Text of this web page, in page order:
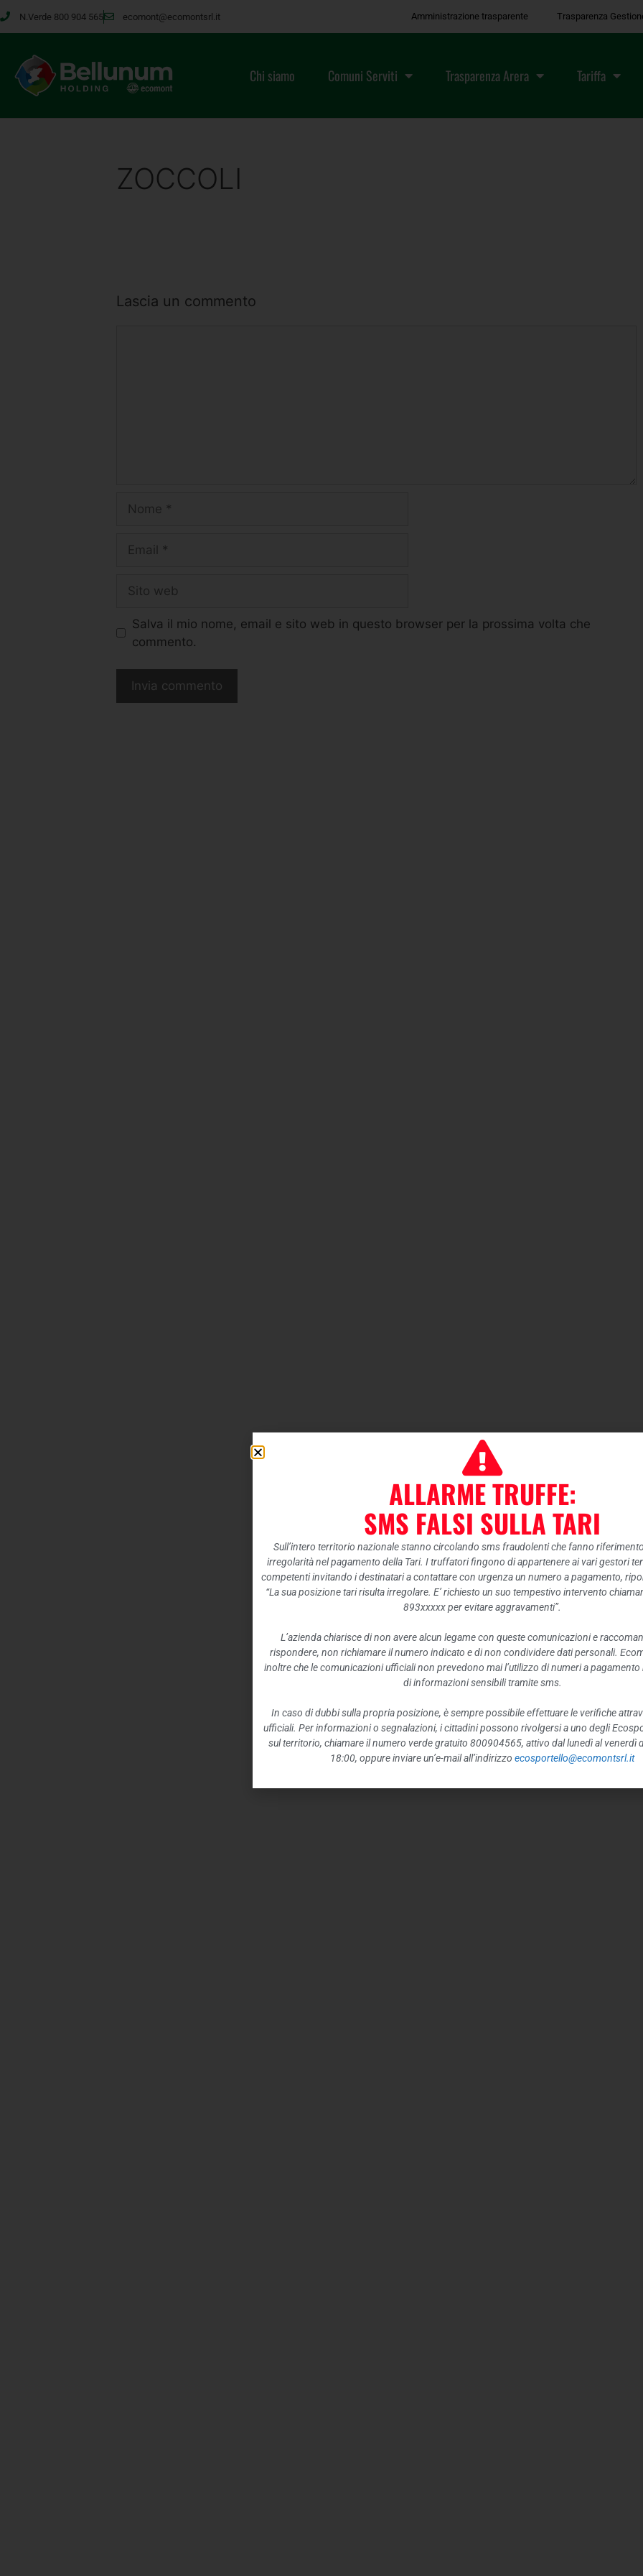
N.Verde 800 904 565 ecomont@ecomontsrl.it Amministrazione trasparente Trasparenza
Chi siamo Comuni Serviti Trasparenza Arera Tariffa
ZOCCOLI
Lascia un commento
Salva il mio nome, email e sito web in questo browser per la prossima volta che
commento.
ALLARME TRUFFE:
SMS FALSI SULLA TARI
Sull’intero territorio nazionale stanno circolando sms fraudolenti che fanno
irregolarità nel pagamento della Tari. I truffatori fingono di appartenere ai vari gestori
competenti invitando i destinatari a contattare con urgenza un numero a pagamento,
“La sua posizione tari risulta irregolare. E’ richiesto un suo tempestivo intervento
893xxxxx per evitare aggravamenti”.
L’azienda chiarisce di non avere alcun legame con queste comunicazioni e
rispondere, non richiamare il numero indicato e di non condividere dati personali.
inoltre che le comunicazioni ufficiali non prevedono mai l’utilizzo di numeri a pagamento
di informazioni sensibili tramite sms.
In caso di dubbi sulla propria posizione, è sempre possibile effettuare le verifiche
ufficiali. Per informazioni o segnalazioni, i cittadini possono rivolgersi a uno degli
sul territorio, chiamare il numero verde gratuito 800904565, attivo dal lunedì al venerdì
18:00, oppure inviare un’e-mail all’indirizzo ecosportello@ecomontsrl.it